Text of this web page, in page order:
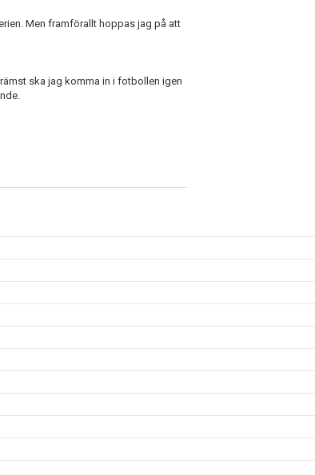
Men framförallt hoppas jag på att
ska jag komma in i fotbollen igen